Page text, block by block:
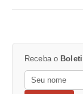
Receba o